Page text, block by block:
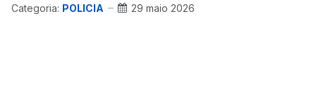
Categoria: POLICIA 29 maio 2026